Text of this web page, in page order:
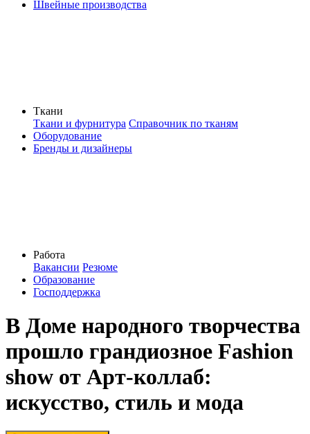
Швейные производства
Ткани
Ткани и фурнитура Справочник по тканям
Оборудование
Бренды и дизайнеры
Работа
Вакансии Резюме
Образование
Господдержка
В Доме народного творчества
прошло грандиозное Fashion
show от Арт-коллаб:
искусство, стиль и мода